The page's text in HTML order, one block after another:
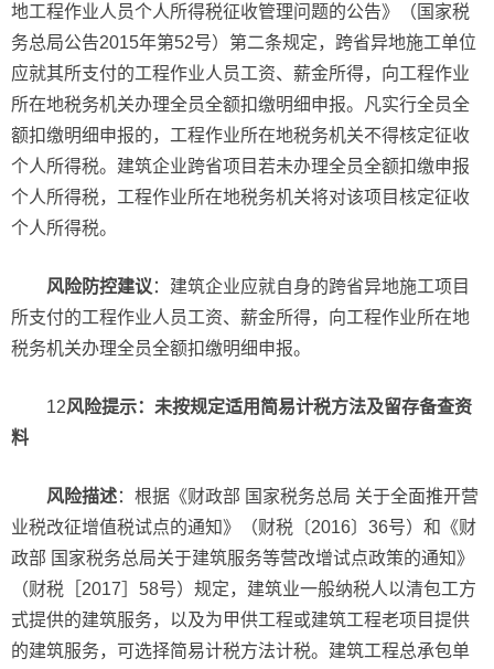
地工程作业人员个人所得税征收管理问题的公告》（国家税
务总局公告2015年第52号）第二条规定，跨省异地施工单位
应就其所支付的工程作业人员工资、薪金所得，向工程作业
所在地税务机关办理全员全额扣缴明细申报。凡实行全员全
额扣缴明细申报的，工程作业所在地税务机关不得核定征收
个人所得税。建筑企业跨省项目若未办理全员全额扣缴申报
个人所得税，工程作业所在地税务机关将对该项目核定征收
个人所得税。
风险防控建议 ：建筑企业应就自身的跨省异地施工项目
所支付的工程作业人员工资、薪金所得，向工程作业所在地
税务机关办理全员全额扣缴明细申报。
12风险提示：未按规定适用简易计税方法及留存备查资
料
风险描述：根据《财政部 国家税务总局 关于全面推开营
业税改征增值税试点的通知》（财税〔2016〕36号）和《财
政部 国家税务总局关于建筑服务等营改增试点政策的通知》
（财税［2017］58号）规定，建筑业一般纳税人以清包工方
式提供的建筑服务，以及为甲供工程或建筑工程老项目提供
的建筑服务，可选择简易计税方法计税。建筑工程总承包单